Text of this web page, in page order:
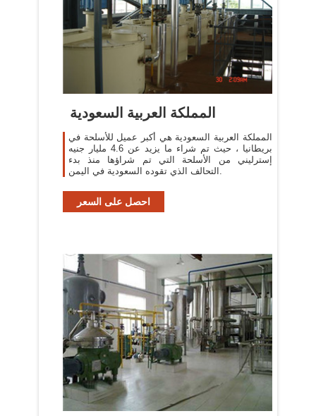
المملكة العربية السعودية
المملكة العربية السعودية هي أكبر عميل للأسلحة في
بريطانيا ، حيث تم شراء ما يزيد عن 4.6 مليار جنيه
إسترليني من الأسلحة التي تم شراؤها منذ بدء
التحالف الذي تقوده السعودية في اليمن.
احصل على السعر